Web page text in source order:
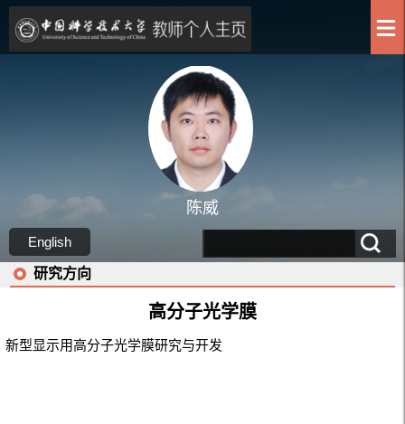
陈威
English
研究方向
高分子光学膜
新型显示用高分子光学膜研究与开发